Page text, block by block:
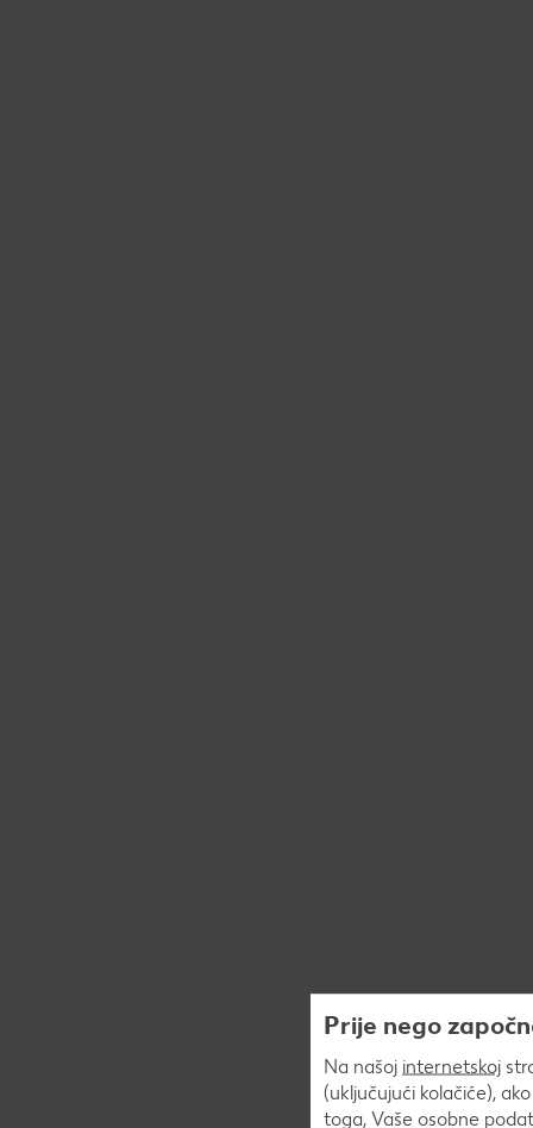
Prije nego
Na našoj internetskoj
(uključujući kolačiće),
toga, Vaše osobne